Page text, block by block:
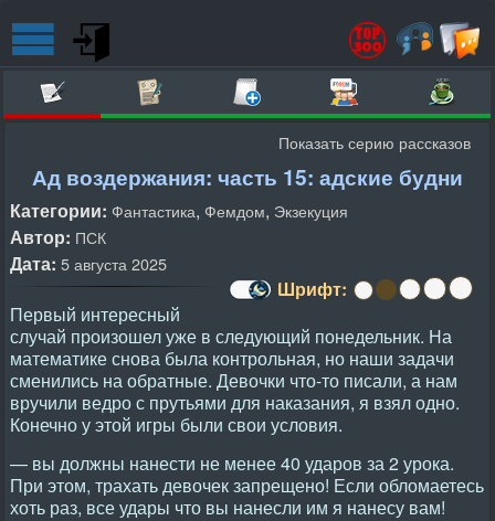
Показать серию рассказов
Ад воздержания: часть 15: адские будни
Категории: Фантастика, Фемдом, Экзекуция
Автор: ПСК
Дата: 5 августа 2025
Шрифт:
Первый интересный
случай произошел уже в следующий понедельник. На
математике снова была контрольная, но наши задачи
сменились на обратные. Девочки что-то писали, а нам
вручили ведро с прутьями для наказания, я взял одно.
Конечно у этой игры были свои условия.
— вы должны нанести не менее 40 ударов за 2 урока.
При этом, трахать девочек запрещено! Если обломаетесь
хоть раз, все удары что вы нанесли им я нанесу вам!